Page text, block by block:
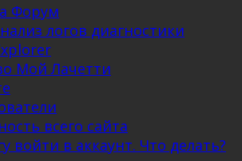
Форум
логов диагностики
Мой Лачетти
всего сайта
войти в аккаунт. Что делать?